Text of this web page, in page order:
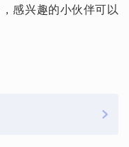
感兴趣的小伙伴可以